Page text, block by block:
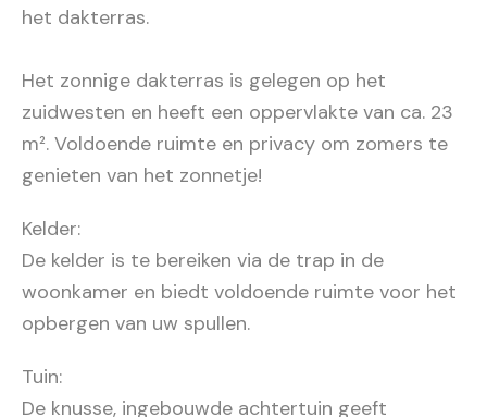
het dakterras.
Het zonnige dakterras is gelegen op het
zuidwesten en heeft een oppervlakte van ca. 23
m². Voldoende ruimte en privacy om zomers te
genieten van het zonnetje!
Kelder:
De kelder is te bereiken via de trap in de
woonkamer en biedt voldoende ruimte voor het
opbergen van uw spullen.
Tuin:
De knusse, ingebouwde achtertuin geeft